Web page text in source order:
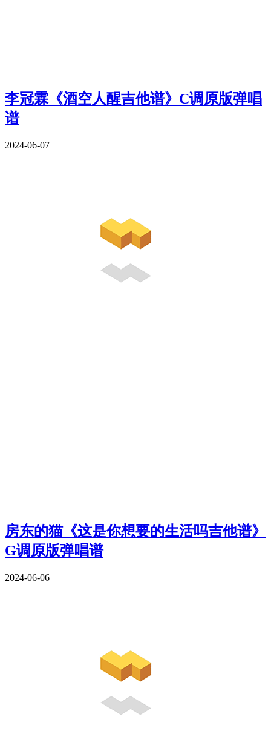
李冠霖《酒空人醒吉他谱》C调原版弹唱
谱
2024-06-07
房东的猫《这是你想要的生活吗吉他谱》
G调原版弹唱谱
2024-06-06